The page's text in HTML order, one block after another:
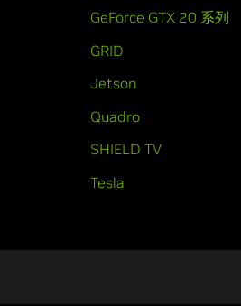
GeForce GTX 20 系列
GRID
Jetson
Quadro
SHIELD TV
Tesla